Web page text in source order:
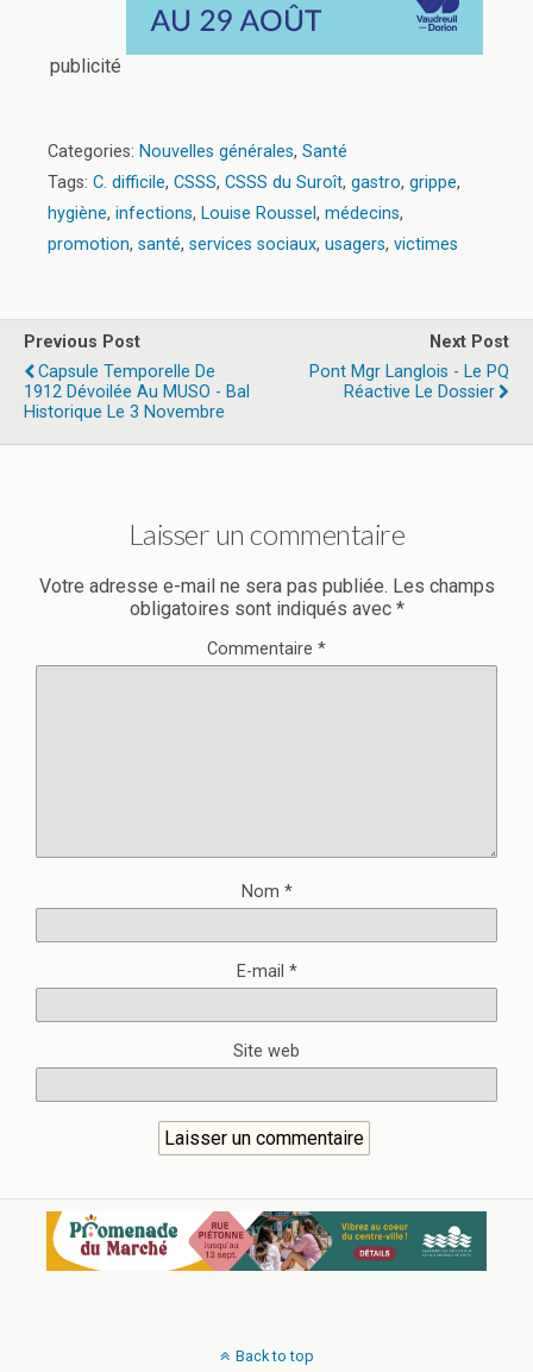
publicité
Categories: Nouvelles générales, Santé
Tags: C. difficile, CSSS, CSSS du Suroît, gastro, grippe,
hygiène, infections, Louise Roussel , médecins,
promotion, santé, services sociaux, usagers, victimes
Previous Post
Capsule Temporelle De
1912 Dévoilée Au MUSO - Bal
Historique Le 3 Novembre
Next Post
Pont Mgr Langlois - Le PQ
Réactive Le Dossier
Laisser un commentaire
Votre adresse e-mail ne sera pas publiée. Les champs
obligatoires sont indiqués avec *
Commentaire *
Nom *
E-mail *
Site web
Back to top